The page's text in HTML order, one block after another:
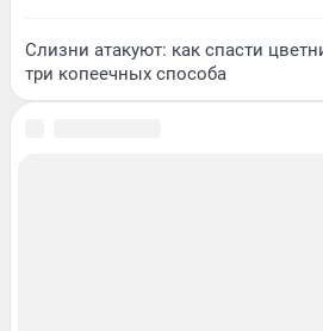
Слизни атакуют: как спасти
три копеечных способа